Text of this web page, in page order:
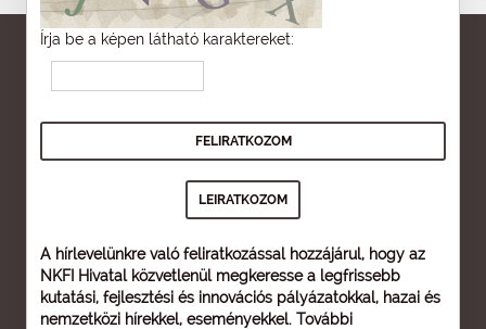
Írja be a képen látható karaktereket:
A hírlevelünkre való feliratkozással hozzájárul, hogy az
NKFI Hivatal közvetlenül megkeresse a legfrissebb
kutatási, fejlesztési és innovációs pályázatokkal, hazai és
nemzetközi hírekkel, eseményekkel. További